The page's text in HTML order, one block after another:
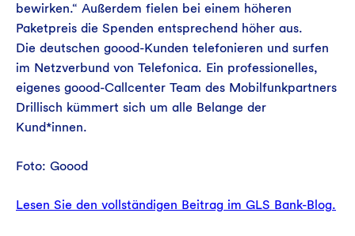
bewirken.“ Außerdem fielen bei einem höheren
Paketpreis die Spenden entsprechend höher aus.
Die deutschen goood-Kunden telefonieren und surfen
im Netzverbund von Telefonica. Ein professionelles,
eigenes goood-Callcenter Team des Mobilfunkpartners
Drillisch kümmert sich um alle Belange der
Kund*innen.
Foto: Goood
Lesen Sie den vollständigen Beitrag im GLS Bank-Blog.